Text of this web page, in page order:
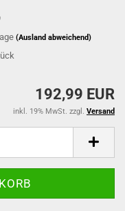
(Ausland abweichend)
192,99 EUR
inkl. 19% MwSt. zzgl. Versand